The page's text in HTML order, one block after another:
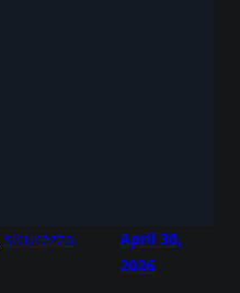
sicurezza
April 30,
2026